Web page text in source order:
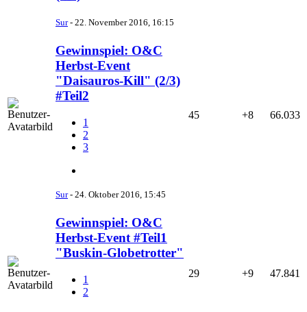
Sur- 22. November 2016, 16:15
Gewinnspiel: O&C
Herbst-Event
"Daisauros-Kill" (2/3)
#Teil2
1
2
3
Sur- 24. Oktober 2016, 15:45
45 +8 66.033
Gewinnspiel: O&C
Herbst-Event #Teil1
"Buskin-Globetrotter"
1
2
29 +9 47.841